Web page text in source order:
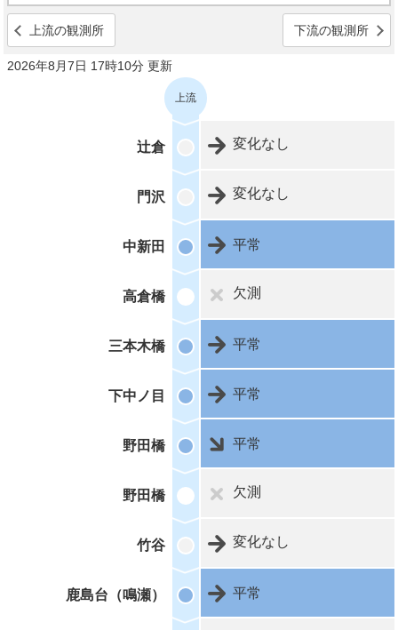
上流の観測所 下流の観測所
2026年8月7日 17時10分 更新
上流
辻倉 変化なし
門沢 変化なし
中新田 平常
高倉橋 欠測
三本木橋 平常
下中ノ目 平常
野田橋 平常
野田橋 欠測
竹谷 変化なし
鹿島台（鳴瀬） 平常